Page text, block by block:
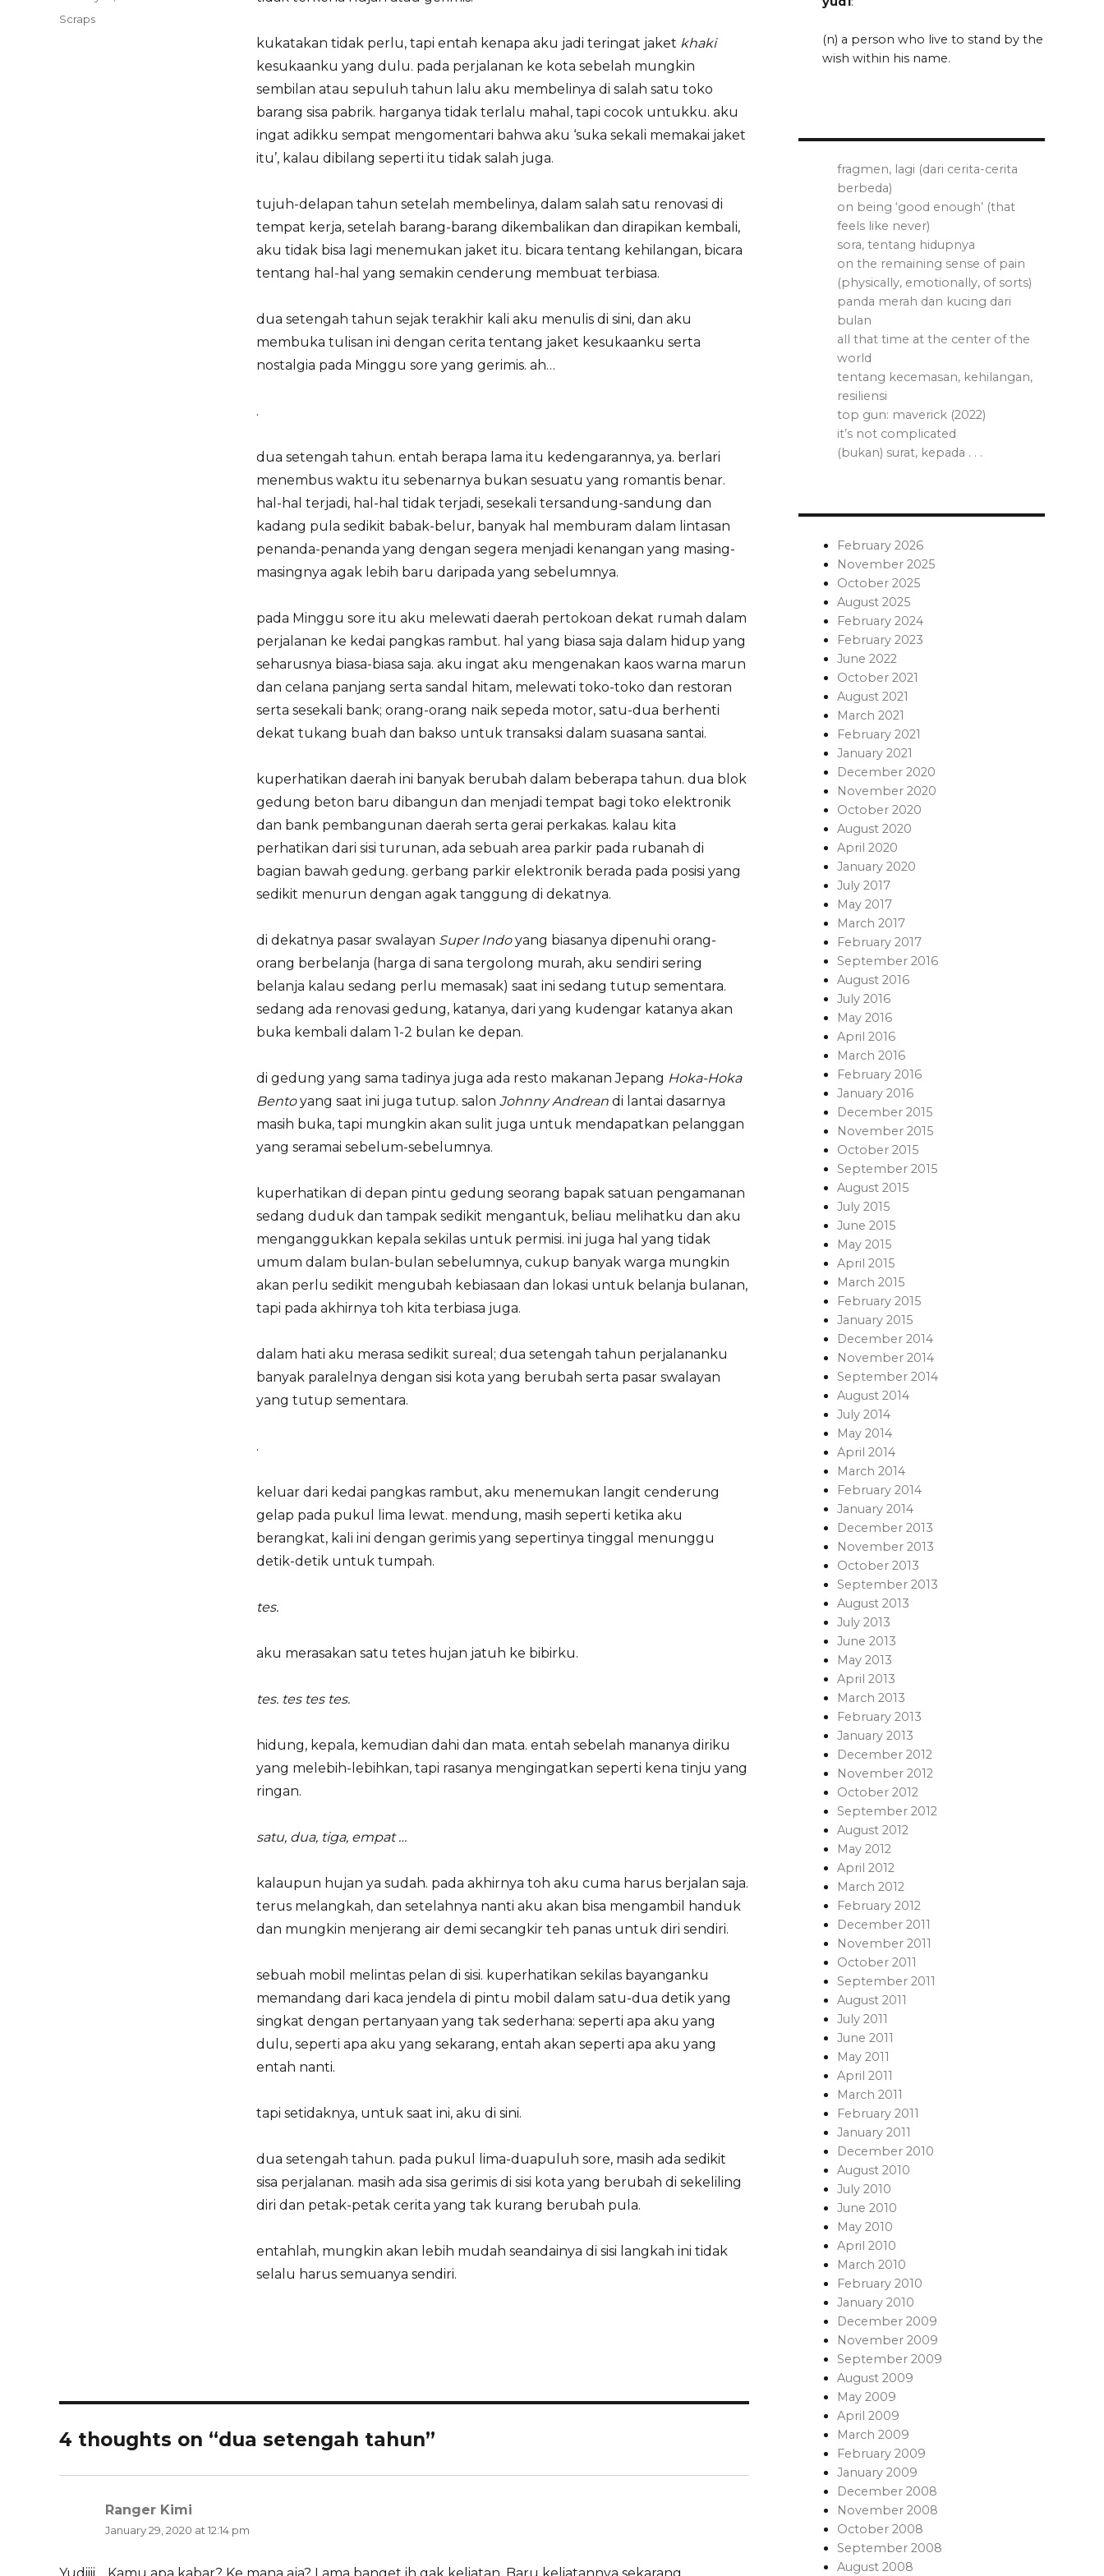
kukatakan tidak perlu, tapi entah kenapa aku jadi teringat jaket khaki
kesukaanku yang dulu. pada perjalanan ke kota sebelah mungkin
sembilan atau sepuluh tahun lalu aku membelinya di salah satu toko
barang sisa pabrik. harganya tidak terlalu mahal, tapi cocok untukku. aku
ingat adikku sempat mengomentari bahwa aku ‘suka sekali memakai jaket
itu’, kalau dibilang seperti itu tidak salah juga.
tujuh-delapan tahun setelah membelinya, dalam salah satu renovasi di
tempat kerja, setelah barang-barang dikembalikan dan dirapikan kembali,
aku tidak bisa lagi menemukan jaket itu. bicara tentang kehilangan, bicara
tentang hal-hal yang semakin cenderung membuat terbiasa.
dua setengah tahun sejak terakhir kali aku menulis di sini, dan aku
membuka tulisan ini dengan cerita tentang jaket kesukaanku serta
nostalgia pada Minggu sore yang gerimis. ah…
.
dua setengah tahun. entah berapa lama itu kedengarannya, ya. berlari
menembus waktu itu sebenarnya bukan sesuatu yang romantis benar.
hal-hal terjadi, hal-hal tidak terjadi, sesekali tersandung-sandung dan
kadang pula sedikit babak-belur, banyak hal memburam dalam lintasan
penanda-penanda yang dengan segera menjadi kenangan yang masing-
masingnya agak lebih baru daripada yang sebelumnya.
pada Minggu sore itu aku melewati daerah pertokoan dekat rumah dalam
perjalanan ke kedai pangkas rambut. hal yang biasa saja dalam hidup yang
seharusnya biasa-biasa saja. aku ingat aku mengenakan kaos warna marun
dan celana panjang serta sandal hitam, melewati toko-toko dan restoran
serta sesekali bank; orang-orang naik sepeda motor, satu-dua berhenti
dekat tukang buah dan bakso untuk transaksi dalam suasana santai.
kuperhatikan daerah ini banyak berubah dalam beberapa tahun. dua blok
gedung beton baru dibangun dan menjadi tempat bagi toko elektronik
dan bank pembangunan daerah serta gerai perkakas. kalau kita
perhatikan dari sisi turunan, ada sebuah area parkir pada rubanah di
bagian bawah gedung. gerbang parkir elektronik berada pada posisi yang
sedikit menurun dengan agak tanggung di dekatnya.
di dekatnya pasar swalayan Super Indoyang biasanya dipenuhi orang-
orang berbelanja (harga di sana tergolong murah, aku sendiri sering
belanja kalau sedang perlu memasak) saat ini sedang tutup sementara.
sedang ada renovasi gedung, katanya, dari yang kudengar katanya akan
buka kembali dalam 1-2 bulan ke depan.
di gedung yang sama tadinya juga ada resto makanan Jepang Hoka-Hoka
Bentoyang saat ini juga tutup. salon Johnny Andrean di lantai dasarnya
masih buka, tapi mungkin akan sulit juga untuk mendapatkan pelanggan
yang seramai sebelum-sebelumnya.
kuperhatikan di depan pintu gedung seorang bapak satuan pengamanan
sedang duduk dan tampak sedikit mengantuk, beliau melihatku dan aku
menganggukkan kepala sekilas untuk permisi. ini juga hal yang tidak
umum dalam bulan-bulan sebelumnya, cukup banyak warga mungkin
akan perlu sedikit mengubah kebiasaan dan lokasi untuk belanja bulanan,
tapi pada akhirnya toh kita terbiasa juga.
dalam hati aku merasa sedikit sureal; dua setengah tahun perjalananku
banyak paralelnya dengan sisi kota yang berubah serta pasar swalayan
yang tutup sementara.
.
keluar dari kedai pangkas rambut, aku menemukan langit cenderung
gelap pada pukul lima lewat. mendung, masih seperti ketika aku
berangkat, kali ini dengan gerimis yang sepertinya tinggal menunggu
detik-detik untuk tumpah.
tes.
aku merasakan satu tetes hujan jatuh ke bibirku.
tes. tes tes tes.
hidung, kepala, kemudian dahi dan mata. entah sebelah mananya diriku
yang melebih-lebihkan, tapi rasanya mengingatkan seperti kena tinju yang
ringan.
satu, dua, tiga, empat …
kalaupun hujan ya sudah. pada akhirnya toh aku cuma harus berjalan saja.
terus melangkah, dan setelahnya nanti aku akan bisa mengambil handuk
dan mungkin menjerang air demi secangkir teh panas untuk diri sendiri.
sebuah mobil melintas pelan di sisi. kuperhatikan sekilas bayanganku
memandang dari kaca jendela di pintu mobil dalam satu-dua detik yang
singkat dengan pertanyaan yang tak sederhana: seperti apa aku yang
dulu, seperti apa aku yang sekarang, entah akan seperti apa aku yang
entah nanti.
tapi setidaknya, untuk saat ini, aku di sini.
dua setengah tahun. pada pukul lima-duapuluh sore, masih ada sedikit
sisa perjalanan. masih ada sisa gerimis di sisi kota yang berubah di sekeliling
diri dan petak-petak cerita yang tak kurang berubah pula.
entahlah, mungkin akan lebih mudah seandainya di sisi langkah ini tidak
selalu harus semuanya sendiri.
Categories
Scraps
4 thoughts on “dua setengah tahun”
Ranger Kimi
January 29, 2020 at 12:14 pm
Yudiiii… Kamu apa kabar? Ke mana aja? Lama banget ih gak keliatan. Baru keliatannya sekarang.
(n) a person who live to stand by the
wish within his name.
fragmen, lagi (dari cerita-cerita
berbeda)
on being ‘good enough’ (that
feels like never)
sora, tentang hidupnya
on the remaining sense of pain
(physically, emotionally, of sorts)
panda merah dan kucing dari
bulan
all that time at the center of the
world
tentang kecemasan, kehilangan,
resiliensi
top gun: maverick (2022)
it’s not complicated
(bukan) surat, kepada . . .
February 2026
November 2025
October 2025
August 2025
February 2024
February 2023
June 2022
October 2021
August 2021
March 2021
February 2021
January 2021
December 2020
November 2020
October 2020
August 2020
April 2020
January 2020
July 2017
May 2017
March 2017
February 2017
September 2016
August 2016
July 2016
May 2016
April 2016
March 2016
February 2016
January 2016
December 2015
November 2015
October 2015
September 2015
August 2015
July 2015
June 2015
May 2015
April 2015
March 2015
February 2015
January 2015
December 2014
November 2014
September 2014
August 2014
July 2014
May 2014
April 2014
March 2014
February 2014
January 2014
December 2013
November 2013
October 2013
September 2013
August 2013
July 2013
June 2013
May 2013
April 2013
March 2013
February 2013
January 2013
December 2012
November 2012
October 2012
September 2012
August 2012
May 2012
April 2012
March 2012
February 2012
December 2011
November 2011
October 2011
September 2011
August 2011
July 2011
June 2011
May 2011
April 2011
March 2011
February 2011
January 2011
December 2010
August 2010
July 2010
June 2010
May 2010
April 2010
March 2010
February 2010
January 2010
December 2009
November 2009
September 2009
August 2009
May 2009
April 2009
March 2009
February 2009
January 2009
December 2008
November 2008
October 2008
September 2008
August 2008